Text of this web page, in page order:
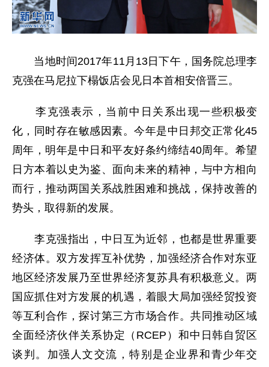
当地时间2017年11月13日下午，国务院总理李
克强在马尼拉下榻饭店会见日本首相安倍晋三。
李克强表示，当前中日关系出现一些积极变
化，同时存在敏感因素。今年是中日邦交正常化45
周年，明年是中日和平友好条约缔结40周年。希望
日方本着以史为鉴、面向未来的精神，与中方相向
而行，推动两国关系战胜困难和挑战，保持改善的
势头，取得新的发展。
李克强指出，中日互为近邻，也都是世界重要
经济体。双方发挥互补优势，加强经济合作对东亚
地区经济发展乃至世界经济复苏具有积极意义。两
国应抓住对方发展的机遇，着眼大局加强经贸投资
等互利合作，探讨第三方市场合作。共同推动区域
全面经济伙伴关系协定（RCEP）和中日韩自贸区
谈判。加强人文交流，特别是企业界和青少年交